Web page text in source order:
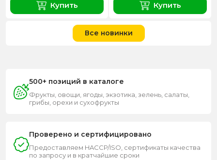
Купить Купить
Все новинки
500+ позиций в каталоге
Фрукты, овощи, ягоды, экзотика, зелень, салаты,
грибы, орехи и сухофрукты
Проверено и сертифицировано
Предоставляем HACCP/ISO, сертификаты качества
по запросу и в кратчайшие сроки